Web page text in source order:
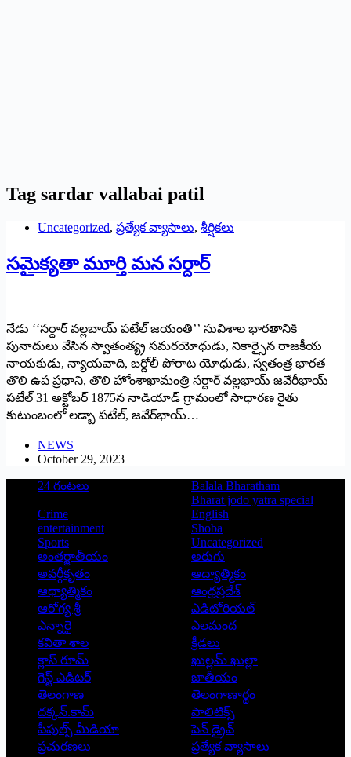
Tag sardar vallabai patil
Uncategorized, ప్రత్యేక వ్యాసాలు, శీర్షికలు
సమైక్యతా మూర్తి మన సర్దార్‌
నేడు ‘‘సర్దార్‌ వల్లబాయ్‌ పటేల్‌ జయంతి’’ సువిశాల భారతానికి
పునాదులు వేసిన స్వాతంత్య్ర సమరయోధుడు, నికార్సైన రాజకీయ
నాయకుడు, న్యాయవాది, బర్దోలీ పోరాట యోధుడు, స్వతంత్ర భారత
తొలి ఉప ప్రధాని, తొలి హోంశాఖామంత్రి సర్దార్‌ వల్లభాయ్‌ జవేరీభాయ్‌
పటేల్‌ 31 అక్టోబర్‌ 1875న నాడియాడ్‌ గ్రామంలో సాధారణ రైతు
కుటుంబంలో లడ్బా పటేల్‌, జవేర్‌భాయ్‌…
NEWS
October 29, 2023
24 గంటలు
Balala Bharatham
Bharat jodo yatra special
Crime
English
entertainment
Shoba
Sports
Uncategorized
అంతర్జాతీయం
అరుగు
అవర్గీకృతం
ఆద్యాత్మికం
ఆధ్యాత్మికం
ఆంధ్రప్రదేశ్
ఆరోగ్య శ్రీ
ఎడిటోరియల్
ఎన్నారై
ఎలమంద
కవితా శాల
క్రీడలు
క్లాస్ రూమ్
ఖుల్లమ్ ఖుల్లా
గెస్ట్ ఎడిటర్
జాతీయం
తెలంగాణ
తెలంగాణార్థం
దక్కన్.కామ్
పాలిటిక్స్
పీపుల్స్ ‌మీడియా
పెన్ డ్రైవ్
ప్రచురణలు
ప్రత్యేక వ్యాసాలు